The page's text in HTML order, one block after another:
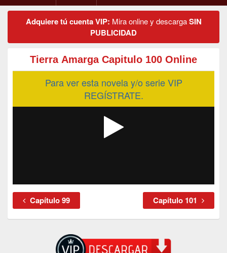
Adquiere tú cuenta VIP: Mira online y descargaSIN
PUBLICIDAD
Tierra Amarga Capitulo 100 Online
Para ver esta novela y/o serie VIP
REGÍSTRATE.
Capítulo 99 Capítulo 101